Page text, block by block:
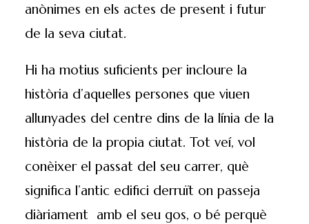
anònimes en els actes de present i futur
de la seva ciutat.
Hi ha motius suficients per incloure la
història d’aquelles persones que viuen
allunyades del centre dins de la línia de la
història de la propia ciutat. Tot veí, vol
conèixer el passat del seu carrer, què
significa l’antic edifici derruït on passeja
diàriament amb el seu gos, o bé perquè